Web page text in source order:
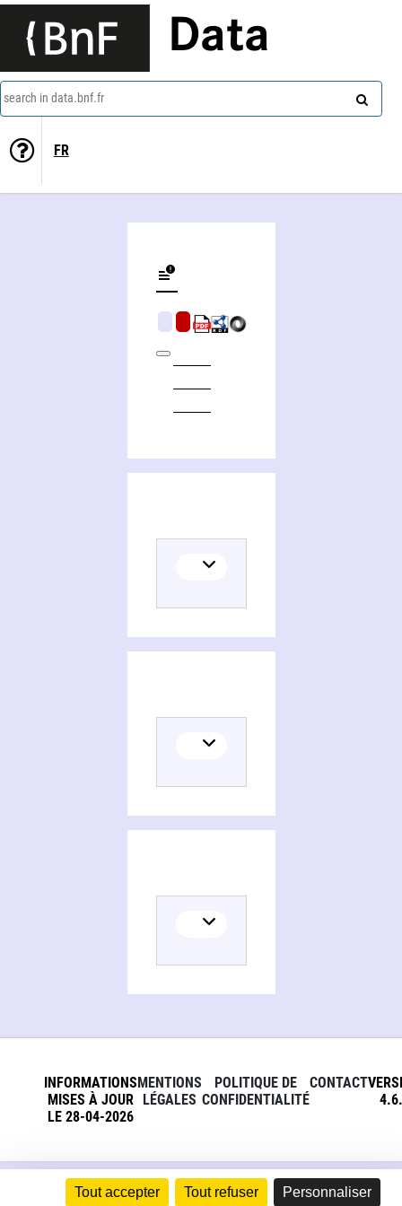
Tout accepter Tout refuser Personnaliser
Data
search in data.bnf.fr
FR
INFORMATIONS
MISES À JOUR
LE 28-04-2026
MENTIONS
LÉGALES
POLITIQUE DE
CONFIDENTIALITÉ
CONTACT